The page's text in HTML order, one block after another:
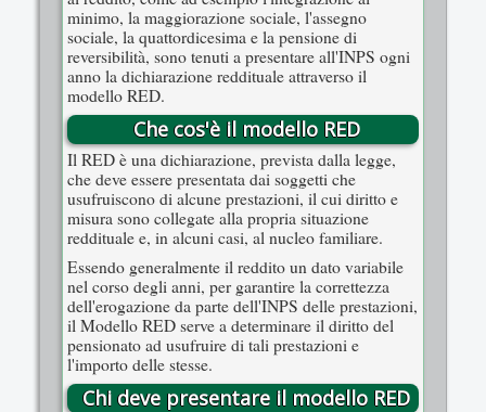
minimo, la maggiorazione sociale, l'assegno
sociale, la quattordicesima e la pensione di
reversibilità, sono tenuti a presentare all'INPS ogni
anno la dichiarazione reddituale attraverso il
modello RED.
Che cos'è il modello RED
Il RED è una dichiarazione, prevista dalla legge,
che deve essere presentata dai soggetti che
usufruiscono di alcune prestazioni, il cui diritto e
misura sono collegate alla propria situazione
reddituale e, in alcuni casi, al nucleo familiare.
Essendo generalmente il reddito un dato variabile
nel corso degli anni, per garantire la correttezza
dell'erogazione da parte dell'INPS delle prestazioni,
il Modello RED serve a determinare il diritto del
pensionato ad usufruire di tali prestazioni e
l'importo delle stesse.
Chi deve presentare il modello RED